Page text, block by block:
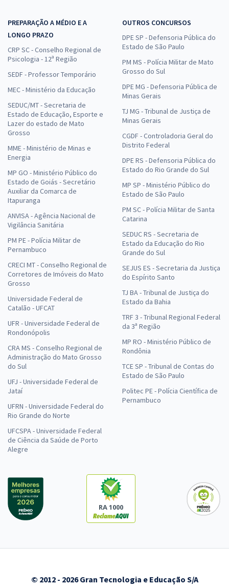
PREPARAÇÃO A MÉDIO E A
LONGO PRAZO
CRP SC - Conselho Regional de
Psicologia - 12ª Região
SEDF - Professor Temporário
MEC - Ministério da Educação
SEDUC/MT - Secretaria de
Estado de Educação, Esporte e
Lazer do estado de Mato
Grosso
MME - Ministério de Minas e
Energia
MP GO - Ministério Público do
Estado de Goiás - Secretário
Auxiliar da Comarca de
Itapuranga
ANVISA - Agência Nacional de
Vigilância Sanitária
PM PE - Polícia Militar de
Pernambuco
CRECI MT - Conselho Regional de
Corretores de Imóveis do Mato
Grosso
Universidade Federal de
Catalão - UFCAT
UFR - Universidade Federal de
Rondonópolis
CRA MS - Conselho Regional de
Administração do Mato Grosso
do Sul
UFJ - Universidade Federal de
Jataí
UFRN - Universidade Federal do
Rio Grande do Norte
UFCSPA - Universidade Federal
de Ciência da Saúde de Porto
Alegre
OUTROS CONCURSOS
DPE SP - Defensoria Pública do
Estado de São Paulo
PM MS - Polícia Militar de Mato
Grosso do Sul
DPE MG - Defensoria Pública de
Minas Gerais
TJ MG - Tribunal de Justiça de
Minas Gerais
CGDF - Controladoria Geral do
Distrito Federal
DPE RS - Defensoria Pública do
Estado do Rio Grande do Sul
MP SP - Ministério Público do
Estado de São Paulo
PM SC - Polícia Militar de Santa
Catarina
SEDUC RS - Secretaria de
Estado da Educação do Rio
Grande do Sul
SEJUS ES - Secretaria da Justiça
do Espírito Santo
TJ BA - Tribunal de Justiça do
Estado da Bahia
TRF 3 - Tribunal Regional Federal
da 3ª Região
MP RO - Ministério Público de
Rondônia
TCE SP - Tribunal de Contas do
Estado de São Paulo
Politec PE - Polícia Científica de
Pernambuco
RA 1000
© 2012 - 2026 Gran Tecnologia e Educação S/A